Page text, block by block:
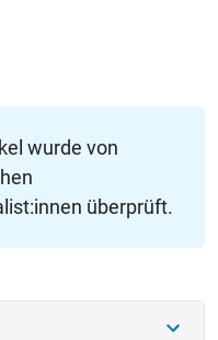
wurde von
überprüft.